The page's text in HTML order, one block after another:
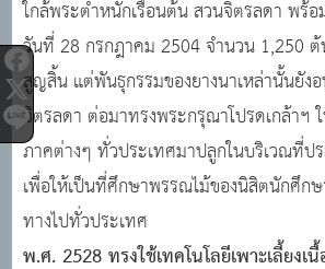
ใกล้พระตำหนักเรือนต้น สวนจิตรลดา พร้อ
วันที่ 28 กรกฎาคม 2504 จำนวน 1,250
สูญสิ้น แต่พันธุกรรมของยางนาเหล่านั้นยัง
จิตรลดา ต่อมาทรงพระกรุณาโปรดเกล้าฯ
ภาคต่างๆ ทั่วประเทศมาปลูกในบริเวณที่ป
เพื่อให้เป็นที่ศึกษาพรรณไม้ของนิสิตนักศึก
ทางไปทั่วประเทศ
พ.ศ. 2528 ทรงใช้เทคโนโลยีเพาะเลี้ยง